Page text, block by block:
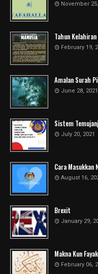
November
Tahun
February 19,
Amalan Surah
June 28, 2021
Sistem
July 20, 2021
Cara Masukkan
August 16,
Brexit
January 29,
Makna Kun
February 06,